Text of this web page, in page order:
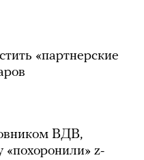
«партнерские
ВДВ,
«похоронили» z-